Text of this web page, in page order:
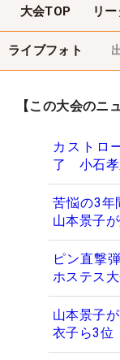
大会TOP リ
ライブフォト
【この大会のニ
カストロ
了 小石孝
苦悩の3
山本景子
ピン直撃
ホステス
山本景子
衣子ら3位